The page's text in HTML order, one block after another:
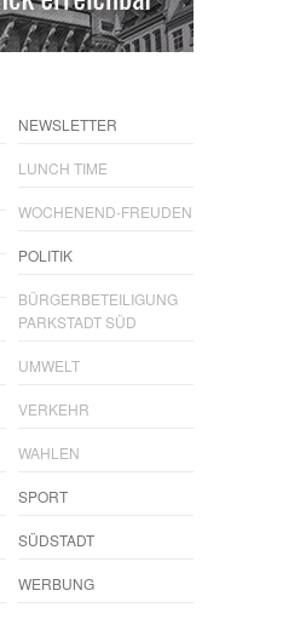
NEWSLETTER
LUNCH TIME
WOCHENEND-FREUDEN
POLITIK
BÜRGERBETEILIGUNG
PARKSTADT SÜD
UMWELT
VERKEHR
WAHLEN
SPORT
SÜDSTADT
WERBUNG